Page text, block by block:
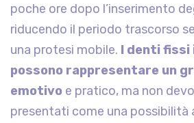
poche ore dopo l’inserimento
riducendo il periodo trascorso
una protesi mobile. I denti fissi
possono rappresentare un
emotivo e pratico, ma non
presentati come una possibilità